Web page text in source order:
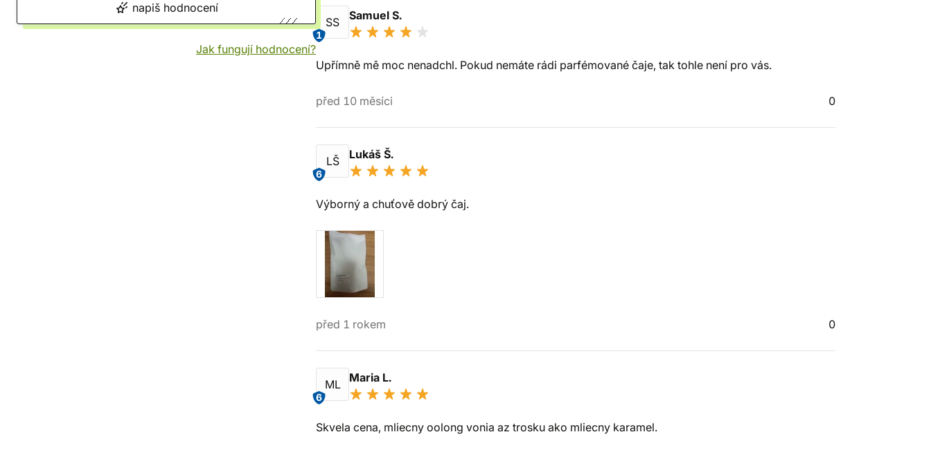
napiš hodnocení
Jak fungují hodnocení?
SS
1
Samuel S.
Upřímně mě moc nenadchl. Pokud nemáte rádi parfémované čaje, tak tohle není pro vás.
před 10 měsíci 0
LŠ
6
Lukáš Š.
Výborný a chuťově dobrý čaj.
před 1 rokem 0
ML
6
Maria L.
Skvela cena, mliecny oolong vonia az trosku ako mliecny karamel.